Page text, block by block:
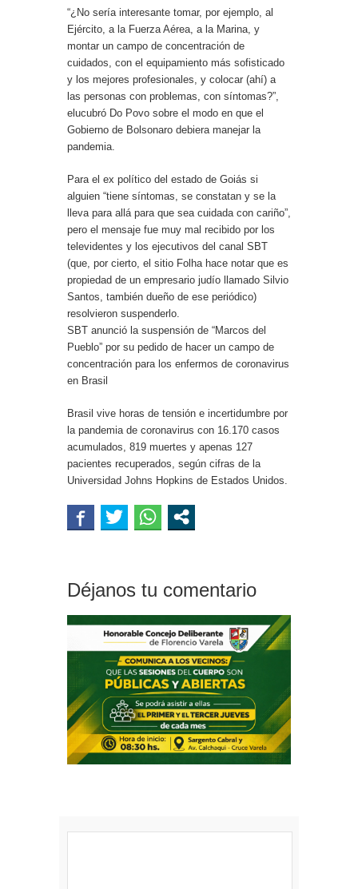
“¿No sería interesante tomar, por ejemplo, al
Ejército, a la Fuerza Aérea, a la Marina, y
montar un campo de concentración de
cuidados, con el equipamiento más sofisticado
y los mejores profesionales, y colocar (ahí) a
las personas con problemas, con síntomas?”,
elucubró Do Povo sobre el modo en que el
Gobierno de Bolsonaro debiera manejar la
pandemia.
Para el ex político del estado de Goiás si
alguien “tiene síntomas, se constatan y se la
lleva para allá para que sea cuidada con cariño”,
pero el mensaje fue muy mal recibido por los
televidentes y los ejecutivos del canal SBT
(que, por cierto, el sitio Folha hace notar que es
propiedad de un empresario judío llamado Silvio
Santos, también dueño de ese periódico)
resolvieron suspenderlo.
SBT anunció la suspensión de “Marcos del
Pueblo” por su pedido de hacer un campo de
concentración para los enfermos de coronavirus
en Brasil
Brasil vive horas de tensión e incertidumbre por
la pandemia de coronavirus con 16.170 casos
acumulados, 819 muertes y apenas 127
pacientes recuperados, según cifras de la
Universidad Johns Hopkins de Estados Unidos.
Déjanos tu comentario